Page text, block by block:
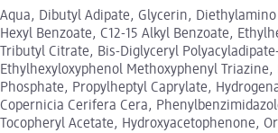
Aqua, Dibutyl Adipate, Glycerin, Diethylamino
Hexyl Benzoate, C12-15 Alkyl Benzoate,
Tributyl Citrate, Bis-Diglyceryl
Ethylhexyloxyphenol Methoxyphenyl Triazine,
Phosphate, Propylheptyl Caprylate,
Copernicia Cerifera Cera,
Tocopheryl Acetate, Hydroxyacetophenone,